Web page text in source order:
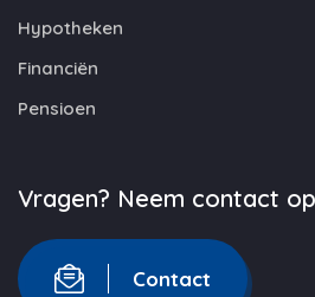
Hypotheken
Financiën
Pensioen
Vragen? Neem contact
Contact